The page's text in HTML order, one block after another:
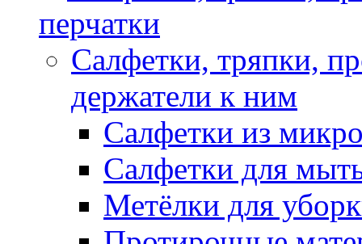
перчатки
Салфетки, тряпки,
держатели к ним
Салфетки из
Салфетки для
Метёлки для